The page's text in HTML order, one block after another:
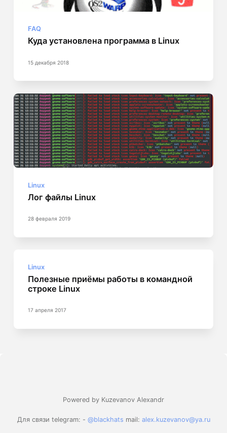
FAQ
Куда установлена программа в Linux
15 декабря 2018
Linux
Лог файлы Linux
28 февраля 2019
Linux
Полезные приёмы работы в командной
строке Linux
17 апреля 2017
Powered by Kuzevanov Alexandr
Для связи telegram: - @blackhats mail: alex.kuzevanov@ya.ru